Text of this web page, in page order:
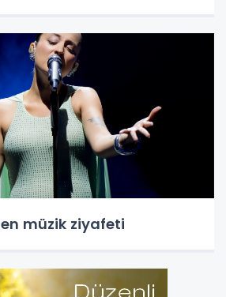
müzik ziyafeti